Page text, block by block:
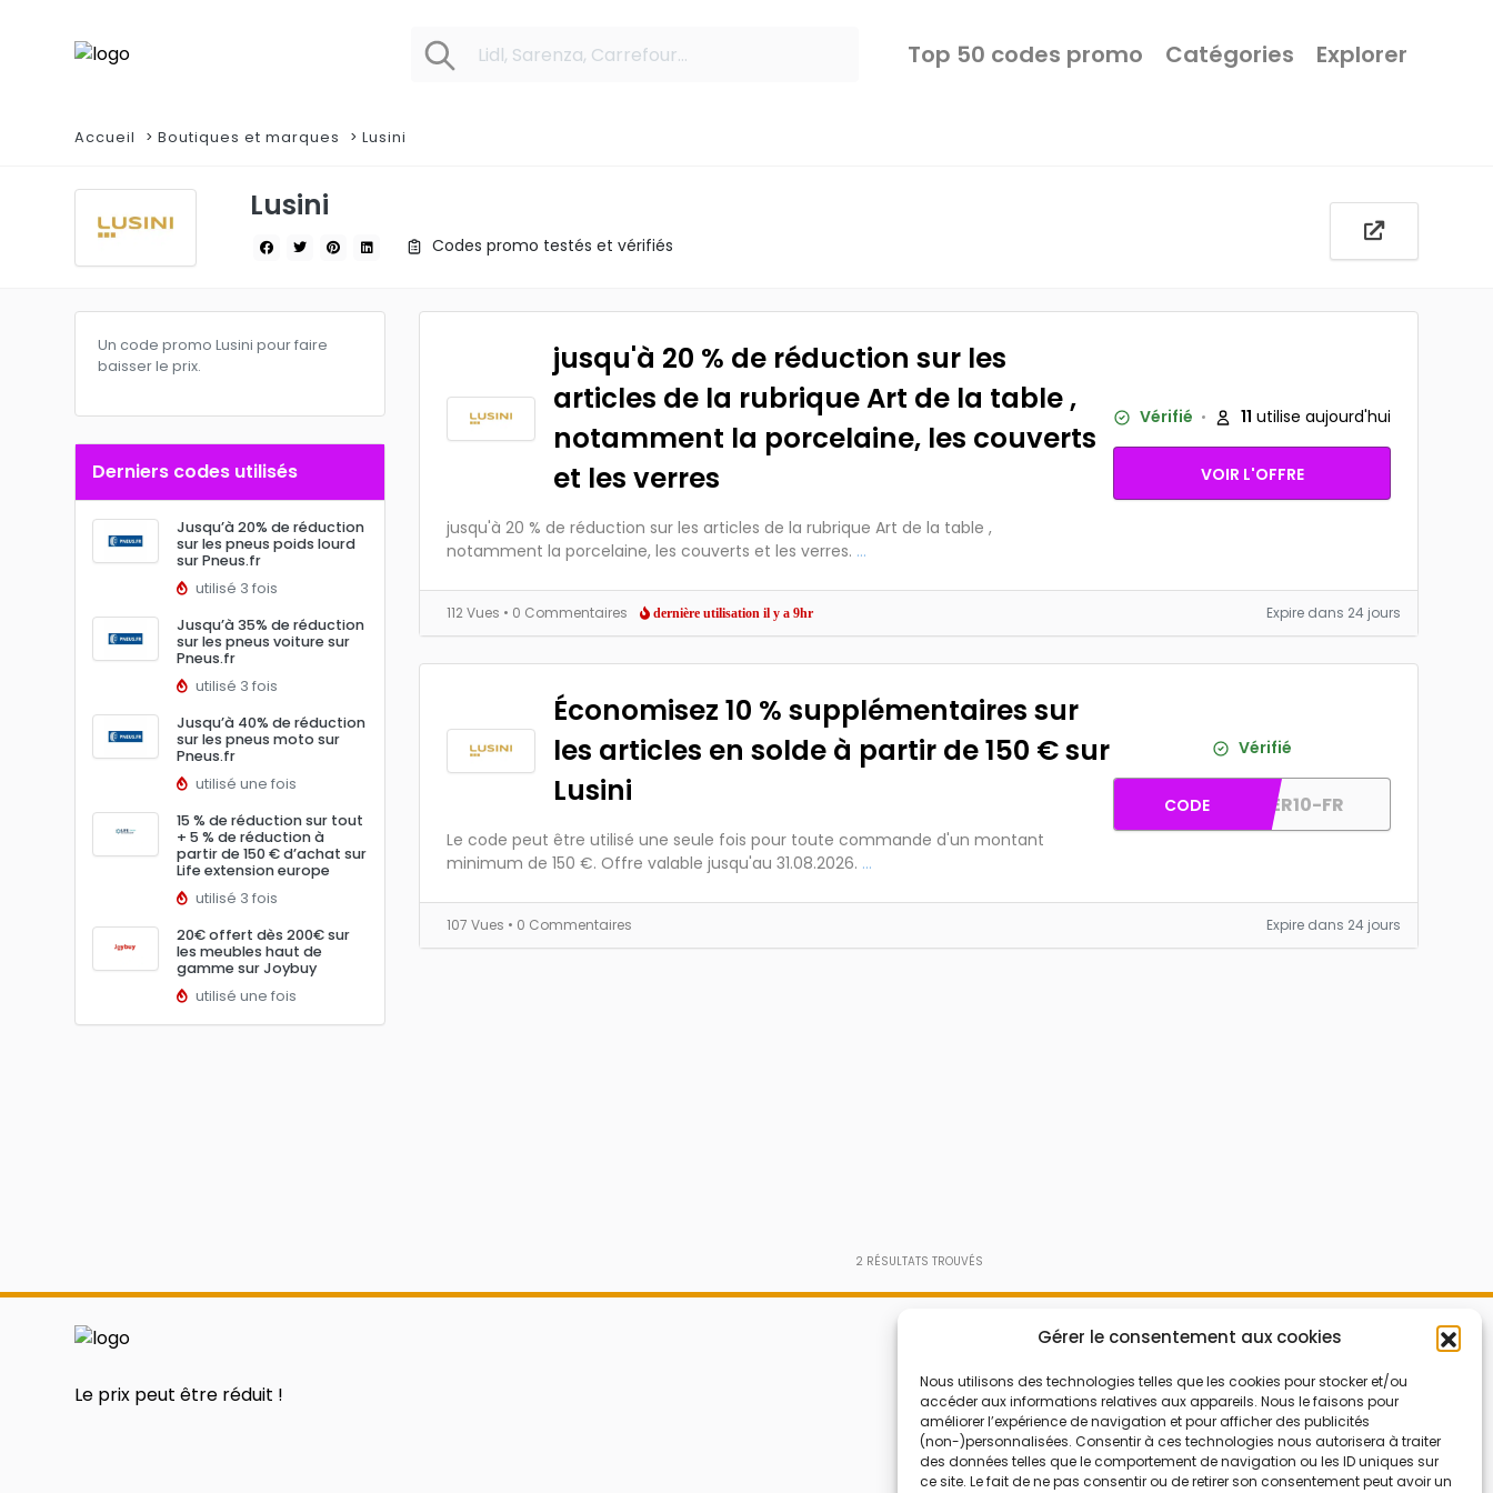
Gérer le consentement aux cookies
Nous utilisons des technologies telles que les cookies pour stocker et/ou
accéder aux informations relatives aux appareils. Nous le faisons pour
améliorer l’expérience de navigation et pour afficher des publicités
(non-)personnalisées. Consentir à ces technologies nous autorisera à traiter
des données telles que le comportement de navigation ou les ID uniques sur
ce site. Le fait de ne pas consentir ou de retirer son consentement peut avoir un
Top 50 codes promo Catégories Explorer
Accueil Boutiques et marques Lusini
Lusini
Codes promo testés et vérifiés
Un code promo Lusini pour faire
baisser le prix.
Derniers codes utilisés
Jusqu’à 20% de réduction
sur les pneus poids lourd
sur Pneus.fr
utilisé 3 fois
Jusqu’à 35% de réduction
sur les pneus voiture sur
Pneus.fr
utilisé 3 fois
Jusqu’à 40% de réduction
sur les pneus moto sur
Pneus.fr
utilisé une fois
15 % de réduction sur tout
+ 5 % de réduction à
partir de 150 € d’achat sur
Life extension europe
utilisé 3 fois
20€ offert dès 200€ sur
les meubles haut de
gamme sur Joybuy
utilisé une fois
jusqu'à 20 % de réduction sur les
articles de la rubrique Art de la table ,
notamment la porcelaine, les couverts
et les verres
jusqu'à 20 % de réduction sur les articles de la rubrique Art de la table ,
notamment la porcelaine, les couverts et les verres. ...
Vérifié 11 utilise aujourd'hui
VOIR L'OFFRE
112 Vues • 0 Commentaires dernière utilisation il y a 9hr Expire dans 24 jours
Économisez 10 % supplémentaires sur
les articles en solde à partir de 150 € sur
Lusini
Le code peut être utilisé une seule fois pour toute commande d'un montant
minimum de 150 €. Offre valable jusqu'au 31.08.2026. ...
Vérifié
SUMMER10-FR
CODE
107 Vues • 0 Commentaires Expire dans 24 jours
2 RÉSULTATS TROUVÉS
Le prix peut être réduit !
Mes Bons
FAQ
Qui sommes nous
Contactez-nous
Mentions légales
Bonnes affaires
Code réduction
Bons plans
Soldes
French Days